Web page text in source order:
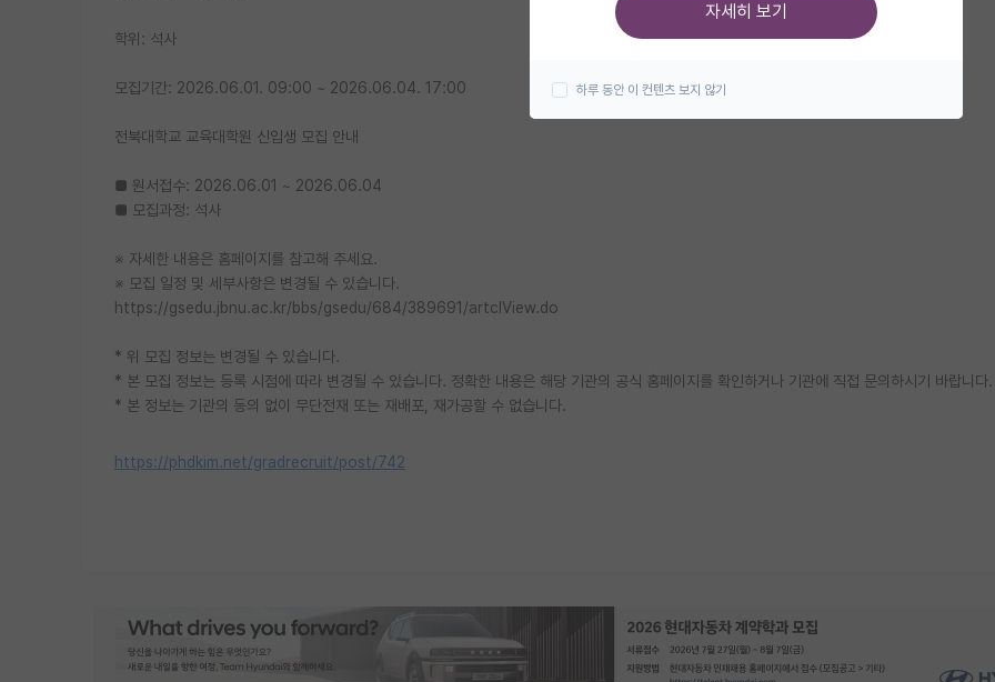
학위: 석사
모집기간: 2026.06.01. 09:00 ~ 2026.06.04. 17:00
전북대학교 교육대학원 신입생 모집 안내
■ 원서접수: 2026.06.01 ~ 2026.06.04
■ 모집과정: 석사
※ 자세한 내용은 홈페이지를 참고해 주세요.
※ 모집 일정 및 세부사항은 변경될 수 있습니다.
https://gsedu.jbnu.ac.kr/bbs/gsedu/684/389691/artclView.do
* 위 모집 정보는 변경될 수 있습니다.
* 본 모집 정보는 등록 시점에 따라 변경될 수 있습니다. 정확한 내용은 해당 기관의 공식 홈페이지를 확인하거나 기관에 직접 문의하시기 바랍니다.
* 본 정보는 기관의 동의 없이 무단전재 또는 재배포, 재가공할 수 없습니다.
https://phdkim.net/gradrecruit/post/742
자세히 보기
하루 동안 이 컨텐츠 보지 않기